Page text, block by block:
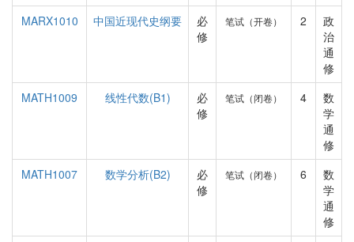
MARX1010
中国近现代史纲要
必
修
笔试（开卷） 2
政
治
通
修
MATH1009
线性代数(B1)
必
修
笔试（闭卷） 4
数
学
通
修
MATH1007
数学分析(B2)
必
修
笔试（闭卷） 6
数
学
通
修